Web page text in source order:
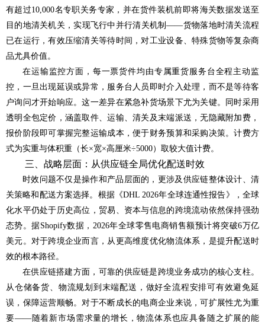
有超过10,000名专职关务专家，并在货件装机前即将海关数据发送至
目的地清关机关，实现飞行中并行清关机制——货物落地时清关流程
已在运行，有效压缩清关等待时间，对工业设备、特殊货物等复杂商
品尤具价值。
在运输监控方面，每一票货件均由专属重货服务台全程主动监
控，一旦出现延误或异常，服务台人员即时介入处理，而不是等待客
户询问才开始响应。这一差异在紧急补货场景下尤为关键。同时采用
透明全包定价，涵盖取件、运输、清关及末端派送，无隐藏附加费，
报价阶段即可掌握完整运输成本，便于财务预算和采购决策。计费方
式为实重与体积重（长×宽×高厘米÷5000）取较大值计费。
三、战略层面：从供应链全局优化配送时效
时效问题不仅是操作和产品层面的，更涉及供应链整体设计、清
关策略和配送方案选择。根据《DHL 2026年全球连通性报告》，全球
化水平仍处于历史高位，贸易、资本与信息的跨境流动依然保持强劲
态势。据Shopify数据，2026年全球零售电商销售额预计将突破6万亿
美元。对于跨境企业而言，从更高维度优化物流体系，是提升配送时
效的根本路径。
在供应链搭建方面，可靠的供应链是跨境业务成功的核心支柱。
从仓储备货、物流规划到末端配送，做好全流程安排可有效避免延
误，保障运营顺畅。对于不断成长的电商企业来说，可扩展性尤为重
要——随着新市场需求量的增长，物流体系也应具备随之扩展的能